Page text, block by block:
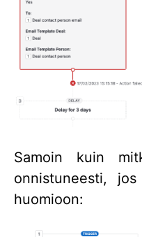
Samoin kuin
onnistuneesti,
huomioon: